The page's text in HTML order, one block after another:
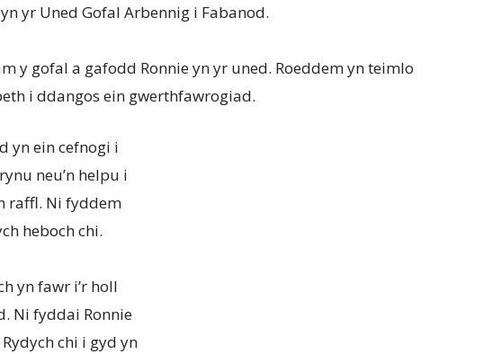
yr Uned Gofal Arbennig i Fabanod.
y gofal a gafodd Ronnie yn yr uned. Roeddem yn teimlo
i ddangos ein gwerthfawrogiad.
yn ein cefnogi i
neu’n helpu i
raffl. Ni fyddem
heboch chi.
yn fawr i’r holl
Ni fyddai Ronnie
chi i gyd yn